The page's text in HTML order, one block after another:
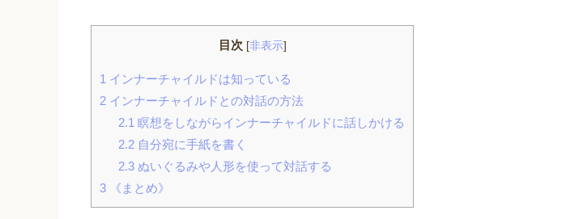
目次 [非表示]
1 インナーチャイルドは知っている
2 インナーチャイルドとの対話の方法
2.1 瞑想をしながらインナーチャイルドに話しかける
2.2自分宛に手紙を書く
2.3ぬいぐるみや人形を使って対話する
3 《まとめ》